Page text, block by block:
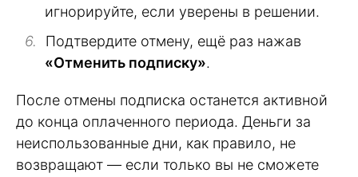
игнорируйте, если уверены в решении.
Подтвердите отмену, ещё раз нажав
«Отменить подписку».
После отмены подписка останется активной
до конца оплаченного периода. Деньги за
неиспользованные дни, как правило, не
возвращают — если только вы не сможете